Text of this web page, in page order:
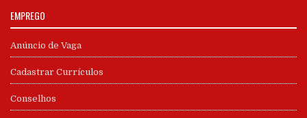
EMPREGO
Anúncio de Vaga
Cadastrar Currículos
Conselhos